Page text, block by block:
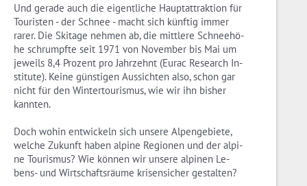
Und ge­ra­de auch die ei­gent­li­che Haupt­at­trak­ti­on für
Tou­ris­ten - der Schnee - macht sich künf­tig immer
rarer. Die Ski­ta­ge neh­men ab, die mitt­le­re Schnee­hö­
he schrumpf­te seit 1971 von No­vem­ber bis Mai um
je­weils 8,4 Pro­zent pro Jahr­zehnt (Eurac Re­se­arch In­
sti­tu­te). Keine güns­ti­gen Aus­sich­ten also, schon gar
nicht für den Win­ter­tou­ris­mus, wie wir ihn bis­her
kann­ten.
Doch wohin ent­wi­ckeln sich un­se­re Al­pen­ge­bie­te,
wel­che Zu­kunft haben al­pi­ne Re­gio­nen und der al­pi­
ne Tou­ris­mus? Wie kön­nen wir un­se­re al­pi­nen Le­
bens- und Wirt­schafts­räu­me kri­sen­si­cher ge­stal­ten?